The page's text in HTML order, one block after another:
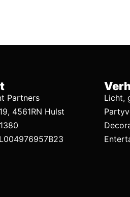
Partners
4561RN Hulst
Licht,